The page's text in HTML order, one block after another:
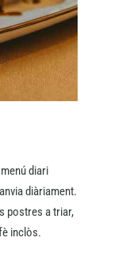
diari
diàriament.
postres a triar,
inclòs.